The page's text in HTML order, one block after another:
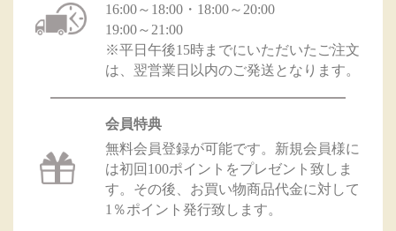
16:00～18:00・18:00～20:00
19:00～21:00
※平日午後15時までにいただいたご注文
は、翌営業日以内のご発送となります。
会員特典
無料会員登録が可能です。新規会員様に
は初回100ポイントをプレゼント致しま
す。その後、お買い物商品代金に対して
1％ポイント発行致します。